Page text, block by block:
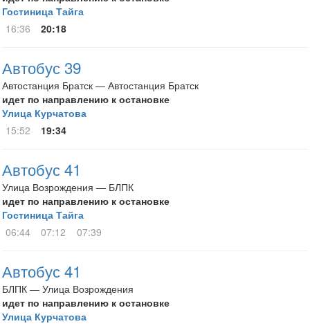
Гостиница Тайга
16:36
20:18
Автобус 39
Автостанция Братск — Автостанция Братск
идет по направлению к остановке
Улица Курчатова
15:52
19:34
Автобус 41
Улица Возрождения — БЛПК
идет по направлению к остановке
Гостиница Тайга
06:44
07:12 07:39
Автобус 41
БЛПК — Улица Возрождения
идет по направлению к остановке
Улица Курчатова